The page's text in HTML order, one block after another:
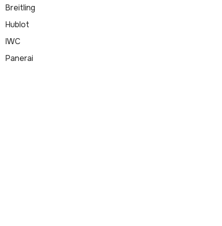
Breitling
Hublot
IWC
Panerai